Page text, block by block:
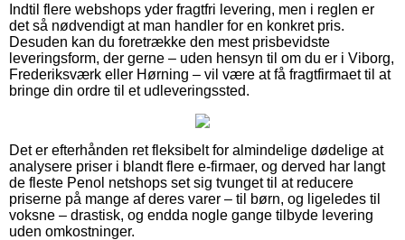
Indtil flere webshops yder fragtfri levering, men i reglen er
det så nødvendigt at man handler for en konkret pris.
Desuden kan du foretrække den mest prisbevidste
leveringsform, der gerne – uden hensyn til om du er i Viborg,
Frederiksværk eller Hørning – vil være at få fragtfirmaet til at
bringe din ordre til et udleveringssted.
Det er efterhånden ret fleksibelt for almindelige dødelige at
analysere priser i blandt flere e-firmaer, og derved har langt
de fleste Penol netshops set sig tvunget til at reducere
priserne på mange af deres varer – til børn, og ligeledes til
voksne – drastisk, og endda nogle gange tilbyde levering
uden omkostninger.